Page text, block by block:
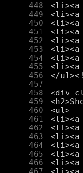
    448
    449
    450
    451
    452
    453
    454
    455
    456
    457
    458
    459
    460
    461
    462
    463
    464
    465
    466